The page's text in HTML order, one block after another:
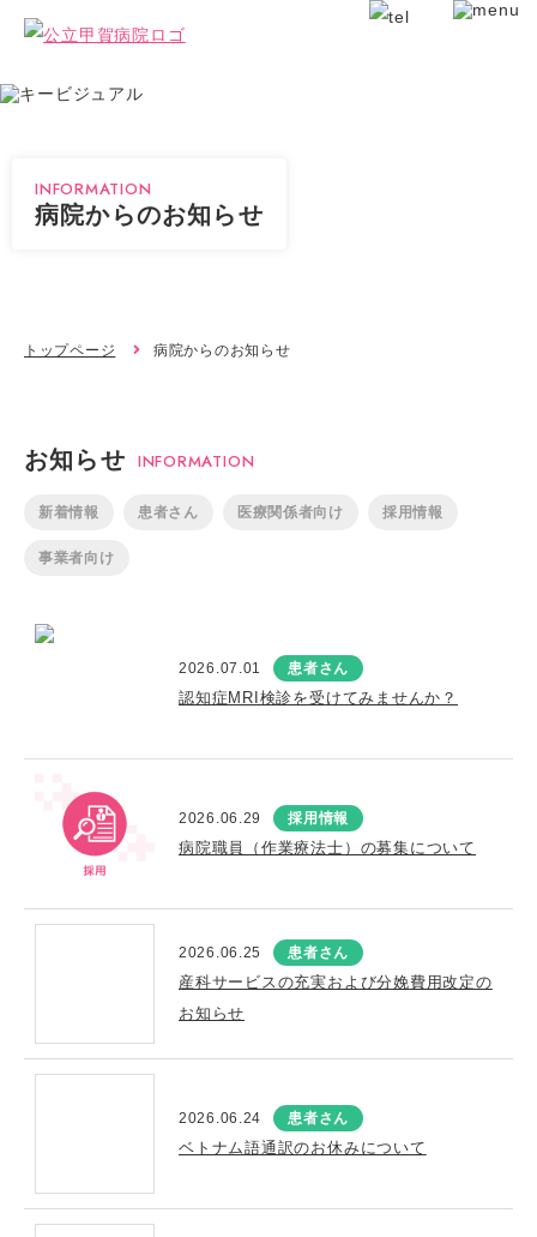
INFORMATION
病院からのお知らせ
トップページ 病院からのお知らせ
お知らせ INFORMATION
新着情報 患者さん 医療関係者向け 採用情報
事業者向け
2026.07.01 患者さん
認知症MRI検診を受けてみませんか？
2026.06.29 採用情報
病院職員（作業療法士）の募集について
2026.06.25 患者さん
産科サービスの充実および分娩費用改定の
お知らせ
2026.06.24 患者さん
ベトナム語通訳のお休みについて